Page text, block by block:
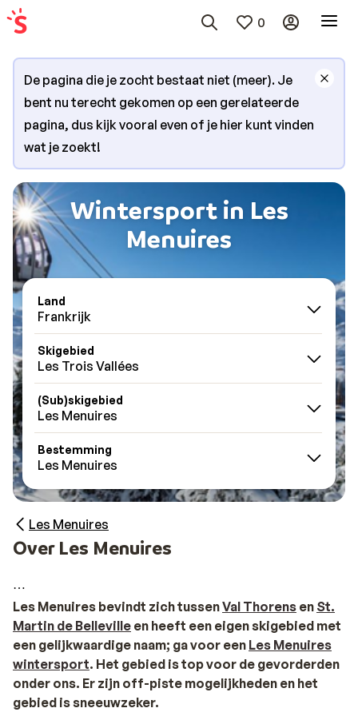
0
De pagina die je zocht bestaat niet (meer). Je
bent nu terecht gekomen op een gerelateerde
pagina, dus kijk vooral even of je hier kunt vinden
wat je zoekt!
Wintersport in Les
Menuires
Land
Frankrijk
Skigebied
Les Trois Vallées
(Sub)skigebied
Les Menuires
Bestemming
Les Menuires
Les Menuires
Over Les Menuires
Les Menuires bevindt zich tussenVal Thorens en St.
Martin de Belleville en heeft een eigen skigebied met
een gelijkwaardige naam; ga voor een Les Menuires
wintersport. Het gebied is top voor de gevorderden
onder ons. Er zijn off-piste mogelijkheden en het
gebied is sneeuwzeker.